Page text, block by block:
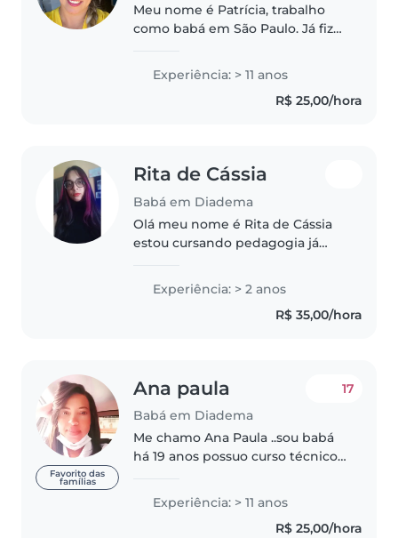
Meu nome é Patrícia, trabalho
como babá em São Paulo. Já fiz
morei no USA e continuo
fazendo bico aos finais de
semana! Amo crianças, amo o
Experiência: > 11 anos
R$ 25,00/hora
Rita de Cássia
Babá em Diadema
Olá meu nome é Rita de Cássia
estou cursando pedagogia já
colégios particulares é também
trabalhei como Babá tenho
Experiência: > 2 anos
R$ 35,00/hora
Favorito das
famílias
Ana paula
Babá em Diadema
17
Me chamo Ana Paula ..sou babá
há 19 anos possuo curso técnico
experiência com RN...trabalhei
em uma residência por 11 anos
Experiência: > 11 anos
R$ 25,00/hora